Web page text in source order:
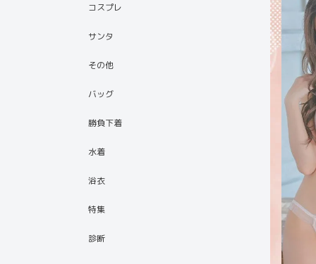
コスプレ
サンタ
その他
バッグ
勝負下着
水着
浴衣
特集
診断